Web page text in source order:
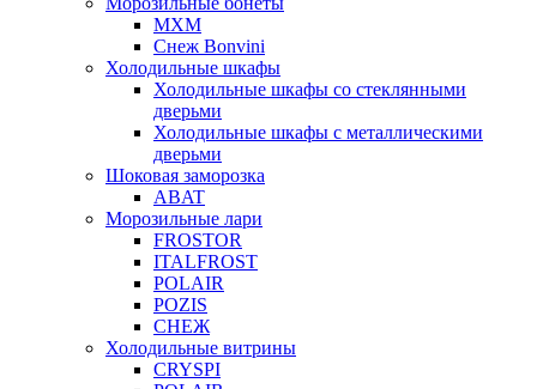
МХМ
Снеж Bonvini
Холодильные шкафы
Холодильные шкафы cо стеклянными
дверьми
Холодильные шкафы с металлическими
дверьми
Шоковая заморозка
ABAT
Морозильные лари
FROSTOR
ITALFROST
POLAIR
POZIS
СНЕЖ
Холодильные витрины
CRYSPI